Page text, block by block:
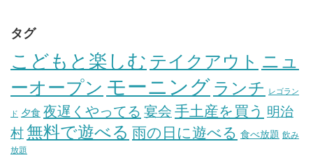
タグ
こどもと楽しむ テイクアウト ニュ
ーオープン モーニング ランチ レゴラン
ド 夕食 夜遅くやってる 宴会 手土産を買う 明治
村無料で遊べる 雨の日に遊べる 食べ放題 飲み
放題